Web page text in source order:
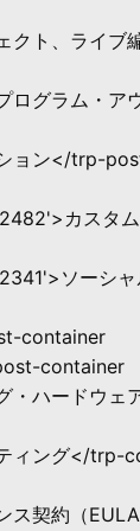
クト、ライ
グラム・アウ
ョン</trp-
カスタム
ソーシャ
container
container
・ハードウェ
ィング</trp-
ス契約（